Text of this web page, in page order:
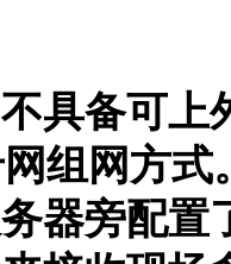
备可上
组网方式
旁配置